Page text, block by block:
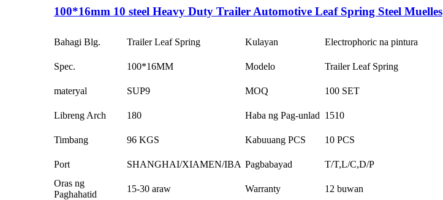
100*16mm 10 steel Heavy Duty Trailer Automotive Leaf Spring Steel Muelles
Bahagi Blg. Trailer Leaf Spring Kulayan Electrophoric na pintura
Spec. 100*16MM Modelo Trailer Leaf Spring
materyal SUP9 MOQ 100 SET
Libreng Arch 180 Haba ng Pag-unlad 1510
Timbang 96 KGS Kabuuang PCS 10 PCS
Port SHANGHAI/XIAMEN/IBA Pagbabayad
T/T,L/C,D/P
Oras ng
Paghahatid
15-30 araw Warranty
12 buwan